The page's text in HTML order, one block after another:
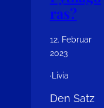
ras?
12. Februar
2023
·Livia
Den Satz